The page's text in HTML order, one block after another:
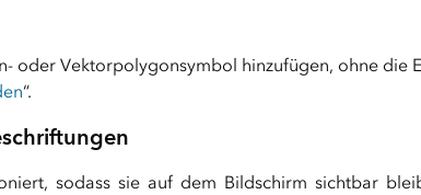
oder Vektorpolygonsymbol hinzufügen, ohne die
“.
sodass sie auf dem Bildschirm sichtbar